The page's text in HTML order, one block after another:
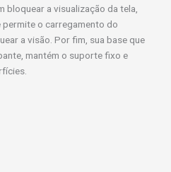
bloquear a visualização da tela,
permite o carregamento do
a visão. Por fim, sua base que
mantém o suporte fixo e